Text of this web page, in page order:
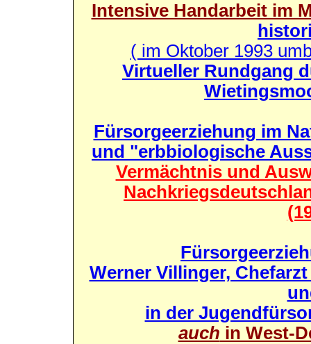
Intensive Handarbeit im
( im Oktober 1993
Virtueller Rundgang
Fürsorgeerziehung im
und "erbbiologische
Vermächtnis und
Werner Villinger,
in der
auch in West-